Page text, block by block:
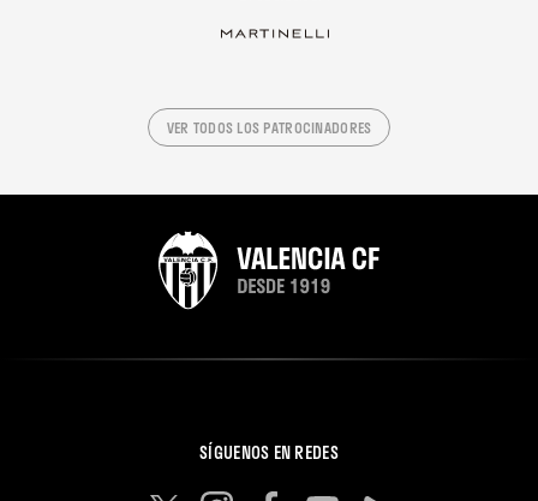
VER TODOS LOS PATROCINADORES
SÍGUENOS EN REDES